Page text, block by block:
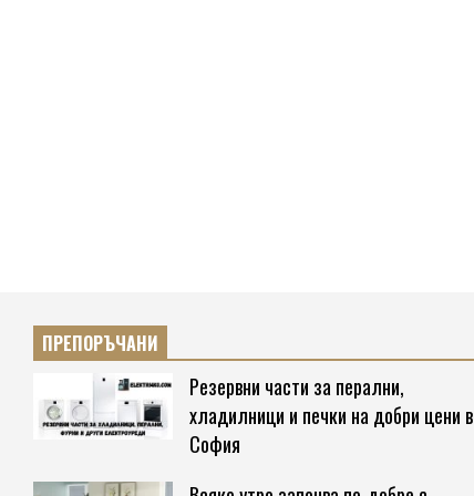
ПРЕПОРЪЧАНИ
Резервни части за перални,
хладилници и печки на добри цени в
София